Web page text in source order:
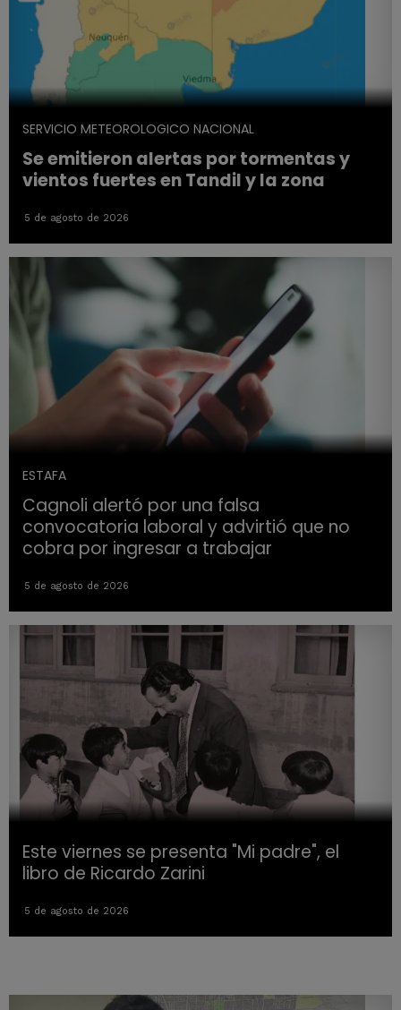
SERVICIO METEOROLOGICO NACIONAL
Se emitieron alertas por tormentas y
vientos fuertes en Tandil y la zona
5 de agosto de 2026
ESTAFA
Cagnoli alertó por una falsa
convocatoria laboral y advirtió que no
cobra por ingresar a trabajar
5 de agosto de 2026
Este viernes se presenta "Mi padre", el
libro de Ricardo Zarini
5 de agosto de 2026